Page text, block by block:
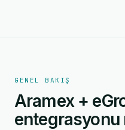
GENEL BAKIŞ
Aramex +
entegrasyonu